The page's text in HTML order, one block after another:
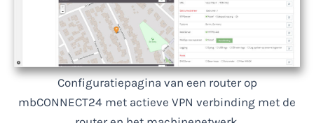
Configuratiepagina van een router op
mbCONNECT24 met actieve VPN verbinding met de